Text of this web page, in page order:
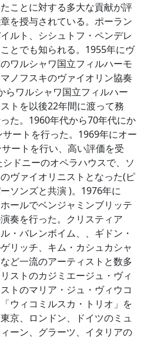
ことに対する多大な貢献が評
を授与されている。ポーラン
ルト、シシュトフ・ペンデレ
とでも知られる。1955年にヴ
ワルシャワ国立フィルハーモ
ノフスキのヴァイオリン協奏
らワルシャワ国立フィルハー
トを以後22年間に渡って務
た。1960年代から70年代にか
ートを行った。1969年にオー
ートを行い、高い評価を受
ドニーのオペラハウスで、ソ
ヴァイオリニストとなった(ピ
ソンズと共演 )。1976年に
ールでベンジャミンブリッテ
奏を行った。クリスティア
・バレンボイム、、ギドン・
リッチ、キム・カシュカシャ
ど一流のアーティストと数多
ストのカジミエージュ・ヴィ
トのマリア・ジュ・ヴィウコ
ウィコミルスカ・トリオ」を
京、ロンドン、ドイツのミュ
ーン、グラーツ、イタリアの